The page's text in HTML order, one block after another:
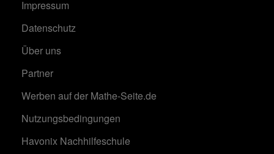
Impressum
Datenschutz
Über uns
Partner
Werben auf der Mathe-Seite.de
Nutzungsbedingungen
Havonix Nachhilfeschule